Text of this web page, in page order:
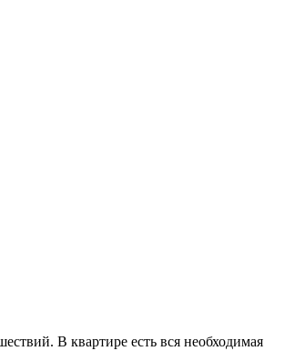
В квартире есть вся необходимая